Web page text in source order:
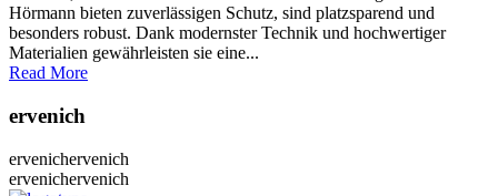
Hörmann bieten zuverlässigen Schutz, sind platzsparend und
besonders robust. Dank modernster Technik und hochwertiger
Materialien gewährleisten sie eine...
Read More
ervenich
ervenichervenich
ervenichervenich